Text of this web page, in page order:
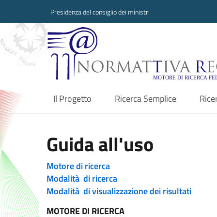
Presidenza del consiglio dei ministri
Normattiva
Il Progetto
current Ricerca Semplice
Guida all'uso
Motore di ricerca
Modalità di ricerca
Modalità di visualizzazione dei risultati
MOTORE DI RICERCA